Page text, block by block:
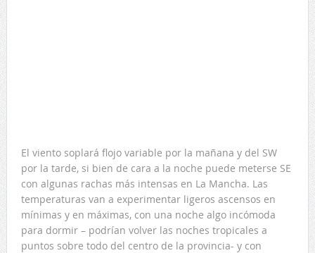
El viento soplará flojo variable por la mañana y del SW
por la tarde, si bien de cara a la noche puede meterse SE
con algunas rachas más intensas en La Mancha. Las
temperaturas van a experimentar ligeros ascensos en
mínimas y en máximas, con una noche algo incómoda
para dormir – podrían volver las noches tropicales a
puntos sobre todo del centro de la provincia- y con